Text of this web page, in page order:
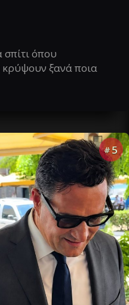
σπίτι όπου
κρύψουν ξανά ποια
# 5